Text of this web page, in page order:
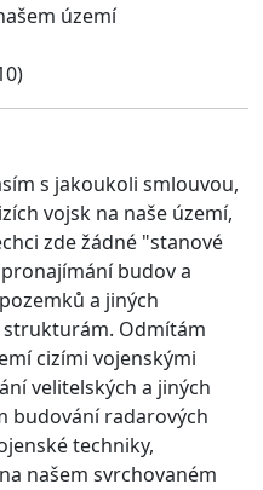
území
s jakoukoli smlouvou,
vojsk na naše území,
zde žádné "stanové
budov a
a jiných
Odmítám
cizími vojenskými
velitelských a jiných
budování radarových
techniky,
našem svrchovaném